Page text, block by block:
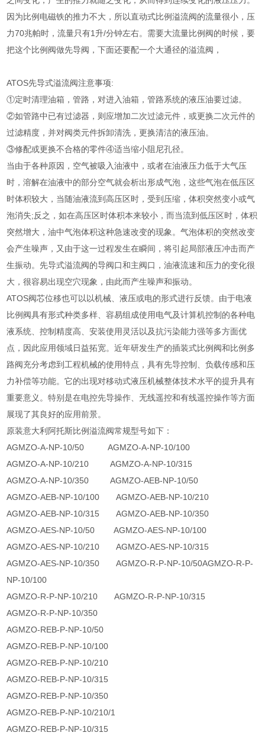
因为比例电磁铁的推力不大，所以直动式比例溢流阀的流量很小，压
力70兆帕时，流量只有1升/分钟左右。需要大流量比例阀的时候，要
把这个比例阀做先导阀，下面还要配一个大通径的溢流阀，
ATOS先导式溢流阀注意事项:
①定时清理油箱，管路，对进入油箱，管路系统的液压油要过滤。
②如管路中已有过滤器，则应增加二次过滤元件，或更换二次元件的
过滤精度，并对阀类元件拆卸清洗，更换清洁的液压油。
③修配或更换不合格的零件④适当缩小阻尼孔径。
当由于各种原因，空气被吸入油液中，或者在油液压力低于大气压
时，溶解在油液中的部分空气就会析出形成气泡，这些气泡在低压区
时体积较大，当随油液流到高压区时，受到压缩，体积突然变小或气
泡消失;反之，如在高压区时体积本来较小，而当流到低压区时，体积
突然增大，油中气泡体积这种急速改变的现象。气泡体积的突然改变
会产生噪声，又由于这一过程发生在瞬间，将引起局部液压冲击而产
生振动。先导式溢流阀的导阀口和主阀口，油液流速和压力的变化很
大，很容易出现空穴现象，由此而产生噪声和振动。
ATOS阀芯位移也可以以机械、液压或电的形式进行反馈。由于电液
比例阀具有形式种类多样、容易组成使用电气及计算机控制的各种电
液系统、控制精度高、安装使用灵活以及抗污染能力强等多方面优
点，因此应用领域日益拓宽。近年研发生产的插装式比例阀和比例多
路阀充分考虑到工程机械的使用特点，具有先导控制、负载传感和压
力补偿等功能。它的出现对移动式液压机械整体技术水平的提升具有
重要意义。特别是在电控先导操作、无线遥控和有线遥控操作等方面
展现了其良好的应用前景。
原装意大利阿托斯比例溢流阀常规型号如下：
AGMZO-A-NP-10/50 AGMZO-A-NP-10/100
AGMZO-A-NP-10/210 AGMZO-A-NP-10/315
AGMZO-A-NP-10/350 AGMZO-AEB-NP-10/50
AGMZO-AEB-NP-10/100 AGMZO-AEB-NP-10/210
AGMZO-AEB-NP-10/315 AGMZO-AEB-NP-10/350
AGMZO-AES-NP-10/50 AGMZO-AES-NP-10/100
AGMZO-AES-NP-10/210 AGMZO-AES-NP-10/315
AGMZO-AES-NP-10/350 AGMZO-R-P-NP-10/50AGMZO-R-P-
NP-10/100
AGMZO-R-P-NP-10/210 AGMZO-R-P-NP-10/315
AGMZO-R-P-NP-10/350
AGMZO-REB-P-NP-10/50
AGMZO-REB-P-NP-10/100
AGMZO-REB-P-NP-10/210
AGMZO-REB-P-NP-10/315
AGMZO-REB-P-NP-10/350
AGMZO-REB-P-NP-10/210/1
AGMZO-REB-P-NP-10/315